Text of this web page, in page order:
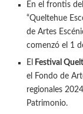
En el frontis
“Queltehue
de Artes
comenzó el 1
El Festival
el Fondo de
regionales
Patrimonio.